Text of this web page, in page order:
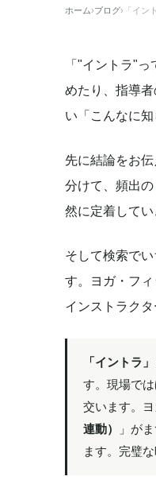
ホーム›ブログ› 「イン
「"イントラ"
めたり、指導
い「こんなに
先に結論をお
分けて、頻出
然に定着して
そして検索でい
す。ヨガ・フ
インストラクタ
「イントラ
す。現場で
交います。
連動）
」が
ます。完璧